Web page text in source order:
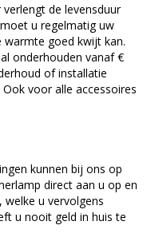
de levensduur
u regelmatig uw
warmte goed kwijt kan.
onderhouden vanaf €
of installatie
voor alle accessoires
kunnen bij ons op
direct aan u op en
u vervolgens
u nooit geld in huis te